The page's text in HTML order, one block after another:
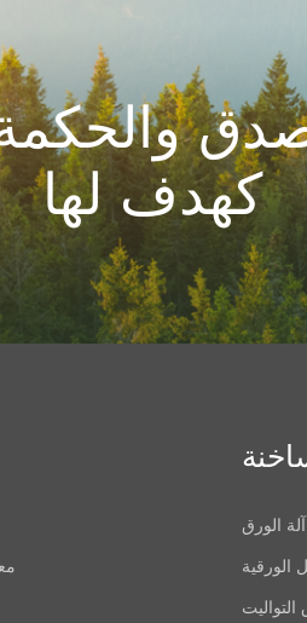
والحكمة
كهدف لها
آلة الورق
الورقية
التواليت